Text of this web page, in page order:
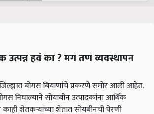
उत्पन्न हवं का ? मग तण व्यवस्थापन
बोगस बियाणांचे प्रकरणे समोर आली आहेत.
निघाल्याने सोयाबीन उत्पादकांना आर्थिक
शेतकऱ्यांच्या शेतात सोयबीनची पेरणी